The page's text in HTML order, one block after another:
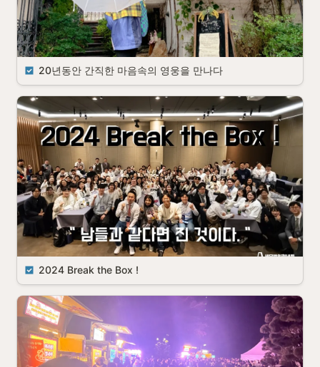
20년동안 간직한 마음속의 영웅을 만나다
2024 Break the Box !